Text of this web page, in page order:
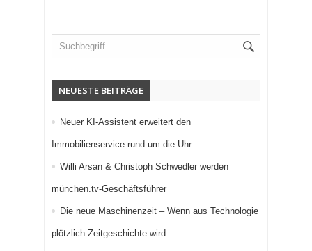
NEUESTE BEITRÄGE
Neuer KI-Assistent erweitert den
Immobilienservice rund um die Uhr
Willi Arsan & Christoph Schwedler werden
münchen.tv-Geschäftsführer
Die neue Maschinenzeit – Wenn aus Technologie
plötzlich Zeitgeschichte wird